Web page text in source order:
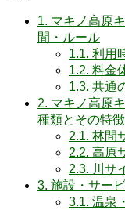
1. マキノ高原
間・ルール
1.1. 利用
1.2. 料金
1.3. 共通
2. マキノ高原
種類とその特徴
2.1. 林間
2.2. 高原
2.3. 川サ
3. 施設・サー
3.1. 温泉